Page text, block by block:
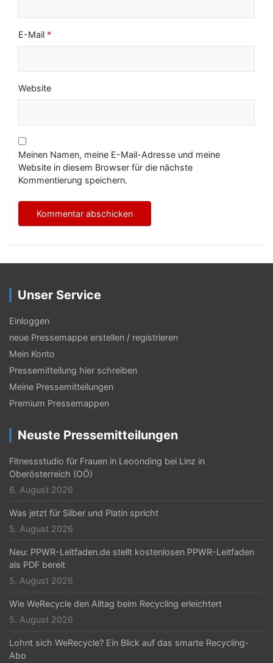
E-Mail *
Website
Meinen Namen, meine E-Mail-Adresse und meine
Website in diesem Browser für die nächste
Kommentierung speichern.
Unser Service
Einloggen
neue Pressemappe erstellen / registrieren
Mein Konto
Pressemitteilung hier schreiben
Meine Pressemitteilungen
Premium Pressemappen
Neuste Pressemitteilungen
Fitnessstudio für Frauen in Leoonding bei Linz in
Oberösterreich (OÖ)
6. August 2026
Was jetzt für Silber und Platin spricht
5. August 2026
Neu: PPWR-Leitfaden.de stellt kostenlosen PPWR-Leitfaden
als PDF bereit
5. August 2026
Wie WeRecycle den Alltag beim Recycling erleichtert
5. August 2026
Lohnt sich WeRecycle? Ein Blick auf das smarte Recycling-
Abo